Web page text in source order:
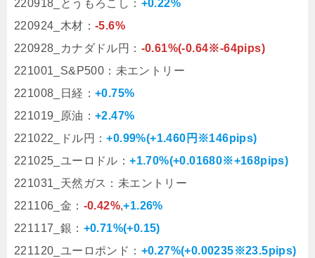
220918_とうもろこし： +0.22%
220924_木材： -5.6%
220928_カナダドル円： -0.61%(-0.64※-64pips)
221001_S&P500：未エントリー
221008_日経： +0.75%
221019_原油： +2.47%
221022_ドル円：+0.99%(+1.460円※146pips)
221025_ユーロドル：+1.70%(+0.01680※+168pips)
221031_天然ガス：未エントリー
221106_金： -0.42%,+1.26%
221117_銀： +0.71%(+0.15)
221120_ユーロポンド： +0.27%(+0.00235※23.5pips)